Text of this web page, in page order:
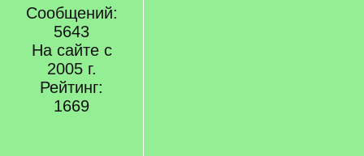
Сообщений:
5643
На сайте с
2005 г.
Рейтинг:
1669